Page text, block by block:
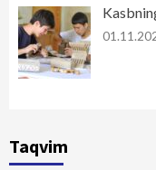
Taqvim